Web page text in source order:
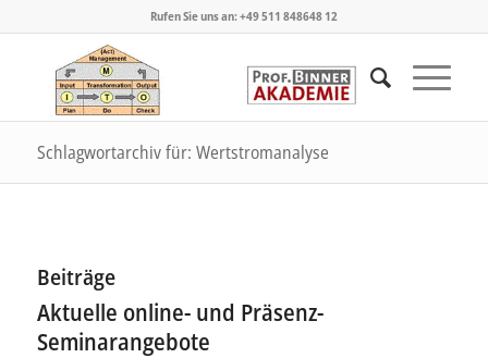
Rufen Sie uns an: +49 511 848648 12
Schlagwortarchiv für: Wertstromanalyse
Beiträge
Aktuelle online- und Präsenz-
Seminarangebote